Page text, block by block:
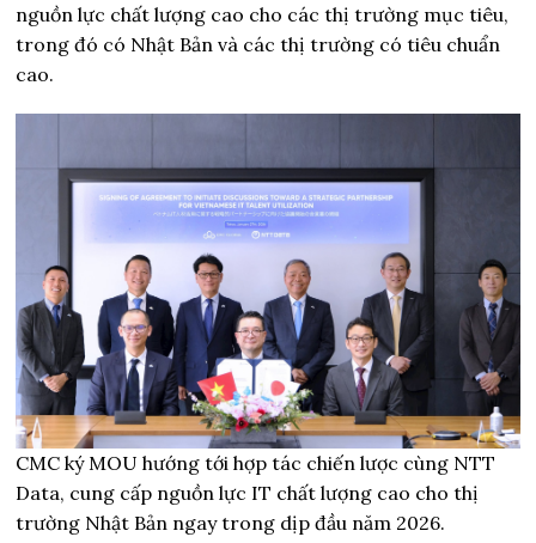
nguồn lực chất lượng cao cho các thị trường mục tiêu,
trong đó có Nhật Bản và các thị trường có tiêu chuẩn
cao.
CMC ký MOU hướng tới hợp tác chiến lược cùng NTT
Data, cung cấp nguồn lực IT chất lượng cao cho thị
trường Nhật Bản ngay trong dịp đầu năm 2026.